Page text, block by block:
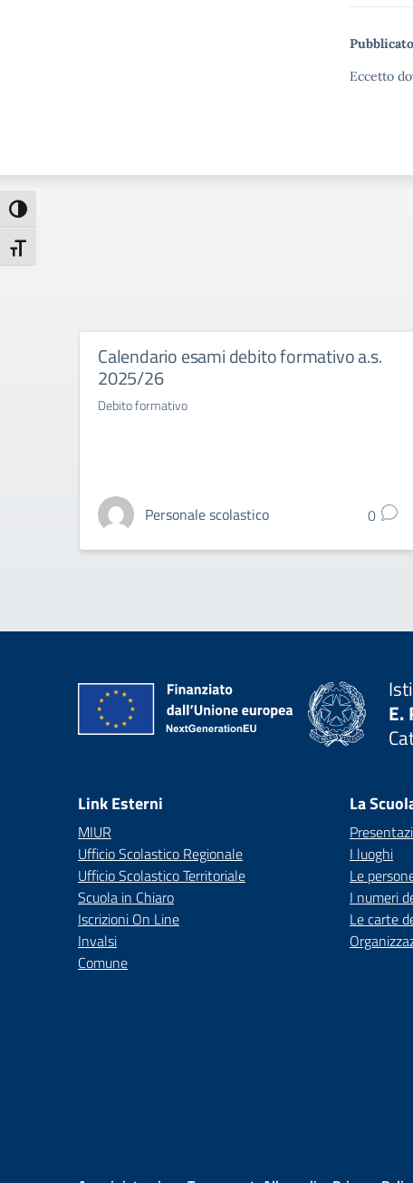
Attiva/disattiva alto contrasto
Attiva/disattiva dimensione testo
Eccetto
Calendario esami debito formativo a.s.
2025/26
Debito formativo
Personale scolastico 0
E.
Link Esterni
MIUR
Ufficio Scolastico Regionale
Ufficio Scolastico Territoriale
Scuola in Chiaro
Iscrizioni On Line
Invalsi
Comune
La
I luoghi
Le
I numeri
Le carte